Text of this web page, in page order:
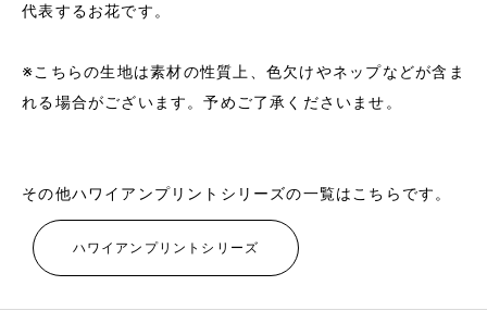
代表するお花です。
※こちらの生地は素材の性質上、色欠けやネップなどが含ま
れる場合がございます。予めご了承くださいませ。
その他ハワイアンプリントシリーズの一覧はこちらです。
ハワイアンプリントシリーズ